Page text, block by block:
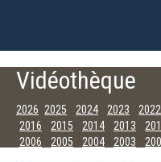
Vidéothèque
2026 2025 2024 2023 2022
2016
2015 2014 2013
2006
2005 2004 2003